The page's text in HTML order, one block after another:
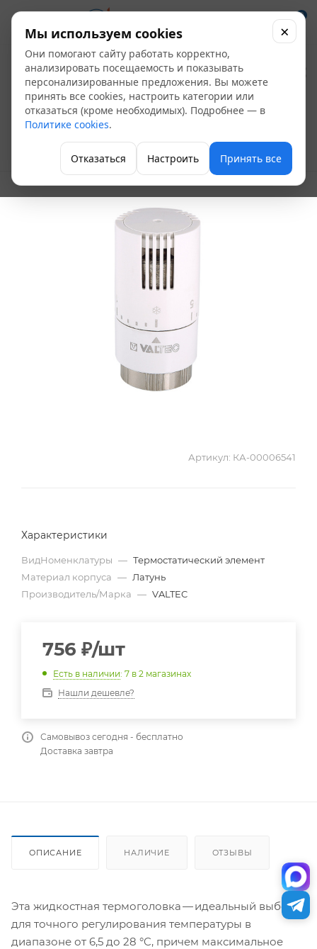
0
Термостатическая
головка жидкостная
Valtec VT.1500.0.0
Термостатические наборы и термоголовки
Артикул: КА-00006541
Характеристики
ВидНоменклатуры — Термостатический элемент
Материал корпуса — Латунь
Производитель/Марка — VALTEC
756 ₽/шт
Есть в наличии: 7 в 2 магазинах
Нашли дешевле?
Самовывоз сегодня - бесплатно
Доставка завтра
ОПИСАНИЕ НАЛИЧИЕ ОТЗЫВЫ
Эта жидкостная термоголовка — идеальный выбор
для точного регулирования температуры в
диапазоне от 6,5 до 28 °C, причем максимальное
Мы используем cookies
Они помогают сайту работать корректно,
анализировать посещаемость и показывать
персонализированные предложения. Вы можете
принять все cookies, настроить категории или
отказаться (кроме необходимых). Подробнее — в
Политике cookies.
Отказаться Настроить Принять все
×